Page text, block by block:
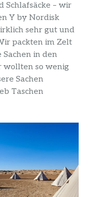
Schlafsäcke – wir
Y by Nordisk
sehr gut und
packten im Zelt
in den
wollten so wenig
Sachen
Taschen